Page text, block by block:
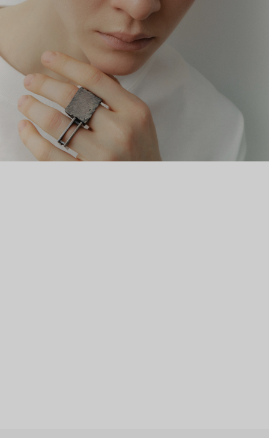
скалах или суровых пустынных рельефах. Они будто
становятся талисманами, которые меняют самоощущение
владельца, одним своим видом добавляют силы и
уверенности. И неудивительно: чтобы носить квадратные
кольца в повседневных образах, уверенности должно быть
предостаточно.